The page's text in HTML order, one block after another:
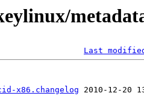
Last
x86.changelog